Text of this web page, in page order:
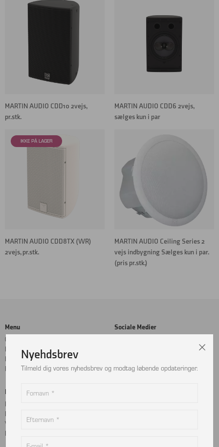
MARTIN AUDIO CDD10 2vejs,
pr.stk.
MARTIN AUDIO CDD6 2vejs,
sælges kun i par
MARTIN AUDIO CDD8TX (WR)
2vejs, pr.stk.
MARTIN AUDIO Ceiling Series 2
vejs indbygning Sælges kun i par.
(pris pr.stk.)
Menu
Cookie- og privatlivspolitik
Handelsbetingelser
Kontakt
Returnering
Sociale Medier
Betalingskort
MobilePay
Dankort
Visa
Mastercard
Nyehdsbrev
Tilmeld dig vores nyhedsbrev og modtag løbende opdateringer.